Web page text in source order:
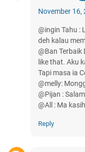
November 16,
@ingin Tahu :
deh kalau
@Ban Terbaik
like that. Aku
Tapi masa ia
@melly:
@Pijan :
@All : Ma
Reply